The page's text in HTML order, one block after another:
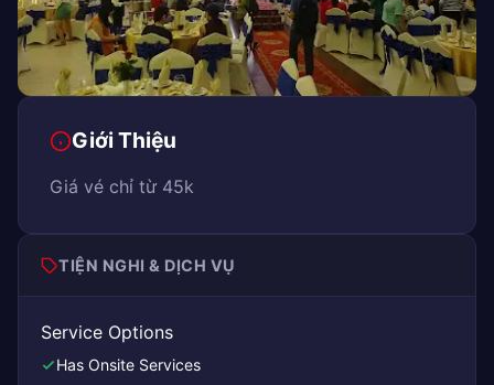
Giới Thiệu
Giá vé chỉ từ 45k
TIỆN NGHI & DỊCH VỤ
Service Options
Has Onsite Services